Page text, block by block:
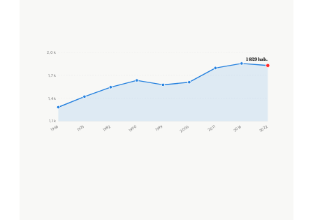
1,1 k
1,4 k
1,7 k
2,0 k
1968 1975 1982 1990 1999 2006 2011 2016 2022
1 829 hab.